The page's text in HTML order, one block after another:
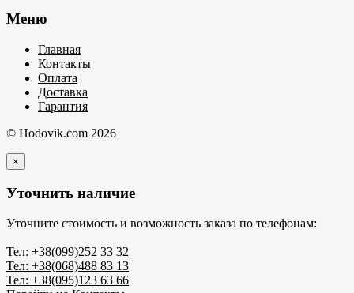
Меню
Главная
Контакты
Оплата
Доставка
Гарантия
© Hodovik.com 2026
×
Уточнить наличие
Уточните стоимость и возможность заказа по телефонам:
Тел: +38(099)252 33 32
Тел: +38(068)488 83 13
Тел: +38(095)123 63 66